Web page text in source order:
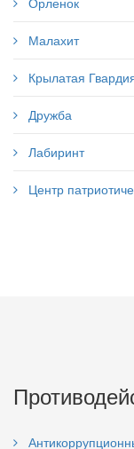
Малахит
Крылатая
Дружба
Лабиринт
Центр